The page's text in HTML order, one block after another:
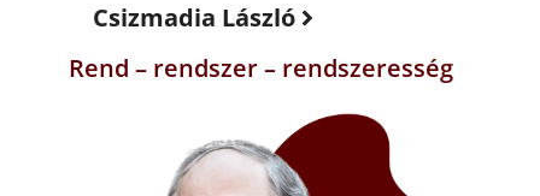
Csizmadia László
Rend – rendszer – rendszeresség